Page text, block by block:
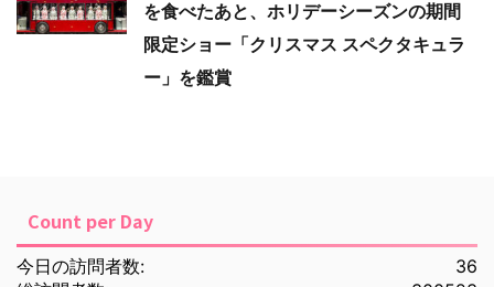
を食べたあと、ホリデーシーズンの期間
限定ショー「クリスマス スペクタキュラ
ー」を鑑賞
Count per Day
36
今日の訪問者数: